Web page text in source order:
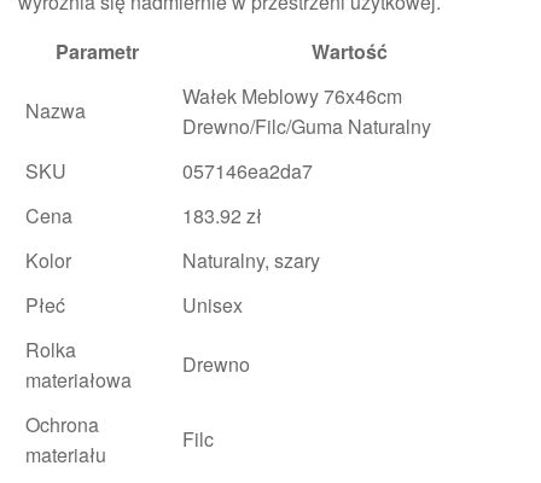
Parametr
Wartość
Nazwa
Wałek Meblowy 76x46cm
Drewno/Filc/Guma Naturalny
SKU
057146ea2da7
Cena
183.92 zł
Kolor
Naturalny, szary
Płeć
Unisex
Rolka
materiałowa
Drewno
Ochrona
materiału
Filc